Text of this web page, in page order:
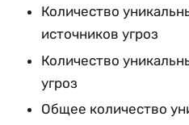
Количество
источников угроз
Количество
угроз
Общее количество